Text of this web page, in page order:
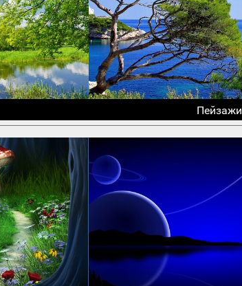
Пейзажи